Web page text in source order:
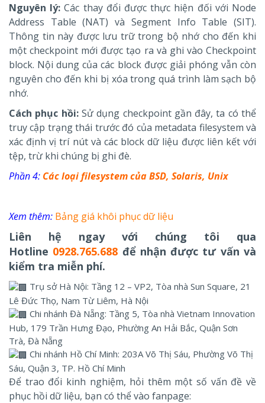
Nguyên lý: Các thay đổi được thực hiện đối với Node
Address Table (NAT) và Segment Info Table (SIT).
Thông tin này được lưu trữ trong bộ nhớ cho đến khi
một checkpoint mới được tạo ra và ghi vào Checkpoint
block. Nội dung của các block được giải phóng vẫn còn
nguyên cho đến khi bị xóa trong quá trình làm sạch bộ
nhớ.
Cách phục hồi:Sử dụng checkpoint gần đây, ta có thể
truy cập trạng thái trước đó của metadata filesystem và
xác định vị trí nút và các block dữ liệu được liên kết với
tệp, trừ khi chúng bị ghi đè.
Phần 4: Các loại filesystem của BSD, Solaris, Unix
Xem thêm: Bảng giá khôi phục dữ liệu
Liên hệ ngay với chúng tôi qua
Hotline 0928.765.688 để nhận được tư vấn và
kiểm tra miễn phí.
Trụ sở Hà Nội: Tầng 12 – VP2, Tòa nhà Sun Square, 21
Lê Đức Thọ, Nam Từ Liêm, Hà Nội
Chi nhánh Đà Nẵng: Tầng 5, Tòa nhà Vietnam Innovation
Hub, 179 Trần Hưng Đạo, Phường An Hải Bắc, Quận Sơn
Trà, Đà Nẵng
Chi nhánh Hồ Chí Minh: 203A Võ Thị Sáu, Phường Võ Thị
Sáu, Quận 3, TP. Hồ Chí Minh
Để trao đổi kinh nghiệm, hỏi thêm một số vấn đề về
phục hồi dữ liệu, bạn có thể vào fanpage: